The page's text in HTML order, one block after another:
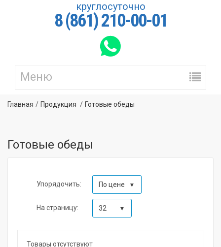
круглосуточно
8 (861) 210-00-01
Главная Продукция Готовые обеды
Готовые обеды
Упорядочить: По цене
На страницу: 32
Товары отсутствуют